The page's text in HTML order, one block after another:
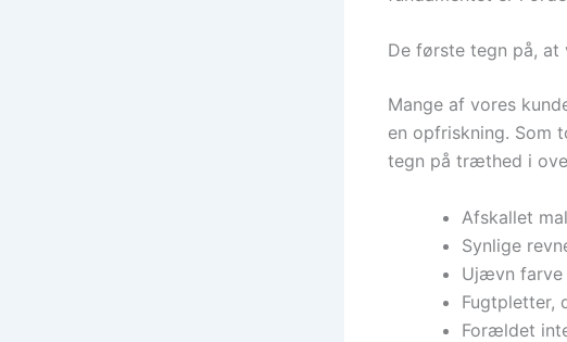
De første tegn på,
Mange af vores
en opfriskning. Som
tegn på træthed i
Afskallet
Synlige
Ujævn farve
Fugtpletter,
Forældet